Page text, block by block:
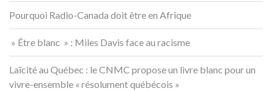
Pourquoi Radio-Canada doit être en Afrique
» Être blanc » : Miles Davis face au racisme
Laïcité au Québec : le CNMC propose un livre blanc pour un
vivre-ensemble « résolument québécois »